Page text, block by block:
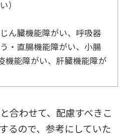
）
ん臓機能障がい、呼吸器
・直腸機能障がい、小腸
機能障がい、肝臓機能障が
合わせて、配慮すべきこ
るので、参考にしていた